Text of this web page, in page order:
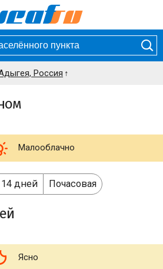
Россия
Малооблачно
14 дней Почасовая
Ясно